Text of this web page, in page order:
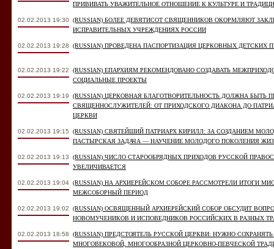
ПРИВИВАТЬ УВАЖИТЕЛЬНОЕ ОТНОШЕНИЕ К КУЛЬТУРЕ И
02.02.2013 19:30 (RUSSIAN) БОЛЕЕ ДЕВЯТИСОТ СВЯЩЕННИКОВ ОКОРМЛЯЮТ
ИСПРАВИТЕЛЬНЫХ УЧРЕЖДЕНИЯХ РОССИИ
02.02.2013 19:28 (RUSSIAN) ПРОВЕДЕНА ПАСПОРТИЗАЦИЯ ЦЕРКОВНЫХ ДЕТСКИХ
02.02.2013 19:22
(RUSSIAN) ЕПАРХИЯМ РЕКОМЕНДОВАНО СОЗДАВАТЬ
СОЦИАЛЬНЫЕ ПРОЕКТЫ
02.02.2013 19:19
(RUSSIAN) ЦЕРКОВНАЯ БЛАГОТВОРИТЕЛЬНОСТЬ ДОЛЖНА
СВЯЩЕННОСЛУЖИТЕЛЕЙ: ОТ ПРИХОДСКОГО ДИАКОНА ДО
ЦЕРКВИ
02.02.2013 19:15
(RUSSIAN) СВЯТЕЙШИЙ ПАТРИАРХ КИРИЛЛ: ЗА СОЗДАНИЕМ
ПАСТЫРСКАЯ ЗАДАЧА — НАУЧЕНИЕ МОЛОДОГО ПОКОЛЕНИЯ
02.02.2013 19:13
(RUSSIAN) ЧИСЛО СТАРООБРЯДНЫХ ПРИХОДОВ РУССКОЙ
УВЕЛИЧИВАЕТСЯ
02.02.2013 19:04 (RUSSIAN) НА АРХИЕРЕЙСКОМ СОБОРЕ РАССМОТРЕЛИ ИТОГИ
МЕЖСОБОРНЫЙ ПЕРИОД
02.02.2013 19:02
(RUSSIAN) ОСВЯЩЕННЫЙ АРХИЕРЕЙСКИЙ СОБОР ОБСУДИТ
НОВОМУЧЕНИКОВ И ИСПОВЕДНИКОВ РОССИЙСКИХ В РАЗНЫХ
02.02.2013 18:58
(RUSSIAN) ПРЕДСТОЯТЕЛЬ РУССКОЙ ЦЕРКВИ: НУЖНО
МНОГОВЕКОВОЙ, МНОГООБРАЗНОЙ ЦЕРКОВНО-ПЕВЧЕСКОЙ